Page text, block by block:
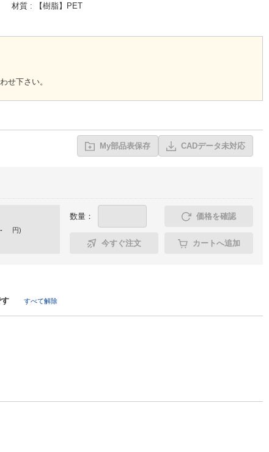
材質
【樹脂】PET
せ下さい。
My部品表保存 CADデータ未対応
- 円)
数量： 価格を確認
今すぐ注文 カートへ追加
すべて解除